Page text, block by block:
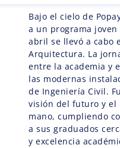
Bajo el cielo de
a un programa
abril se llevó a cabo
Arquitectura. La
entre la academia y
las modernas
de Ingeniería Civil.
visión del futuro y el
mano, cumpliendo
a sus graduados
y excelencia